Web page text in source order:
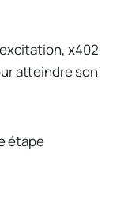
x402
atteindre son
étape